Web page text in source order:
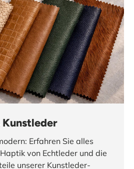
Kunstleder
Erfahren Sie alles
von Echtleder und die
unserer Kunstleder-